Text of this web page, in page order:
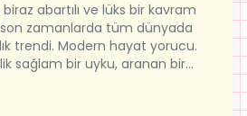
abartılı ve lüks bir kavram
zamanlarda tüm dünyada
trendi. Modern hayat yorucu.
sağlam bir uyku, aranan bir
arayanlar yepyeni bir
doğmasına sebep oldu..